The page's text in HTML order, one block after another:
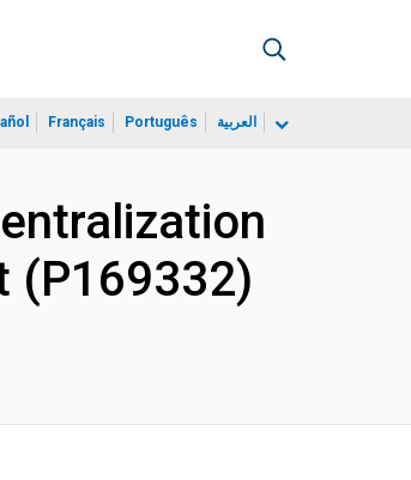
Français Português العربية
(P169332)